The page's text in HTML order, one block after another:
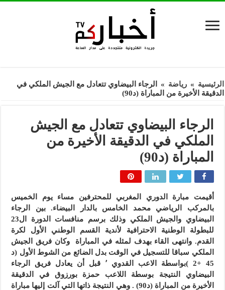
الرئيسية » رياضة »
الرجاء البيضاوي تتعادل مع الجيش الملكي في
الدقيقة الأخيرة من المباراة (د90)
الرجاء البيضاوي تتعادل مع الجيش
الملكي في الدقيقة الأخيرة من
المباراة (د90)
أقيمت مبارة الدوري المغربي للمحترفين مساء يوم الخميس
بالمركب الرياضي محمد الخامس بالدار البيضاء. بين الرجاء
البيضاوي والجيش الملكي وذلك برسم منافسات الدورة ال23
للبطولة الوطنية الاحترافية لأندية القسم الوطني الأول لكرة
القدم. وانتهى القاء بهدف لمثله في المباراة وكان فريق الجيش
الملكي سباقا للتسجيل في الوقت بدل الضائع من الشوط الأول (د
45 +2 )بواسطة الاعب القدوي ٬ قبل أن يعادل فريق الرجاء
البيضاوي النتيجة بوسطة اللاعب حمزة بورزوق في الدقيقة
الأخيرة من المباراة (د90) . وهي النتيجة ذاتها التي آلت إليها مباراة